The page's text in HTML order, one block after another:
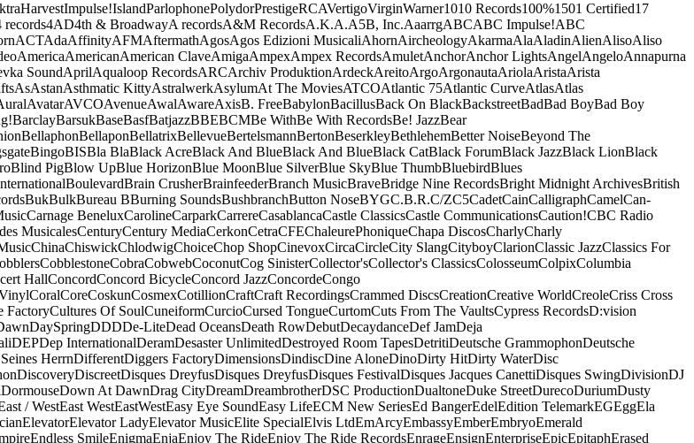
HarvestImpulse!IslandParlophonePolydorPrestigeRCAVertigoVirginWarner1010 Records100%1501 Certified17
records4AD4th & BroadwayA recordsA&M RecordsA.K.A.A5B, Inc.AaarrgABCABC Impulse!ABC
ACTAdaAffinityAFMAftermathAgosAgos Edizioni MusicaliAhornAircheologyAkarmaAlaAladinAlienAlisoAliso
AmericaAmericanAmerican ClaveAmigaAmpexAmpex RecordsAmuletAnchorAnchor LightsAngelAngeloAnnapurna
SoundAprilAqualoop RecordsARCArchiv ProduktionArdeckAreitoArgoArgonautaAriolaAristaArista
AsAstanAsthmatic KittyAstralwerkAsylumAt The MoviesATCOAtlantic 75Atlantic CurveAtlasAtlas
AvatarAVCOAvenueAwalAwareAxisB. FreeBabylonBacillusBack On BlackBackstreetBadBad BoyBad Boy
BarclayBarsukBaseBasfBatjazzBBEBCMBe WithBe With RecordsBe! JazzBear
BellaphonBellaponBellatrixBellevueBertelsmannBertonBeserkleyBethlehemBetter NoiseBeyond The
BingoBISBla BlaBlack AcreBlack And BlueBlack And BlueBlack CatBlack ForumBlack JazzBlack LionBlack
Blind PigBlow UpBlue HorizonBlue MoonBlue SilverBlue SkyBlue ThumbBluebirdBlues
BoulevardBrain CrusherBrainfeederBranch MusicBraveBridge Nine RecordsBright Midnight ArchivesBritish
BukBulkBureau BBurning SoundsBushbranchButton NoseBYGC.B.R.C/ZC5CadetCainCalligraphCamelCan-
Carnage BeneluxCarolineCarparkCarrereCasablancaCastle ClassicsCastle CommunicationsCaution!CBC Radio
MusicalesCenturyCentury MediaCerkonCetraCFEChaleurePhoniqueChapa DiscosCharlyCharly
ChinaChiswickChlodwigChoiceChop ShopCinevoxCircaCircleCity SlangCityboyClarionClassic JazzClassics For
CobblestoneCobraCobwebCoconutCog SinisterCollector'sCollector's ClassicsColosseumColpixColumbia
HallConcordConcord BicycleConcord JazzConcordeCongo
CoralCoreCoskunCosmexCotillionCraftCraft RecordingsCrammed DiscsCreationCreative WorldCreoleCriss Cross
FactoryCultures Of SoulCuneiformCurcioCursed TongueCurtomCuts From The VaultsCypress RecordsD:vision
DaySpringDDDDe-LiteDead OceansDeath RowDebutDecaydanceDef JamDeja
DEPDep InternationalDeramDesaster UnlimitedDestroyed Room TapesDetritiDeutsche GrammophonDeutsche
HerrnDifferentDiggers FactoryDimensionsDindiscDine AloneDinoDirty HitDirty WaterDisc
DiscoveryDiscreetDisques DreyfusDisques DreyfusDisques FestivalDisques Jacques CanettiDisques SwingDivisionDJ
DormouseDown At DawnDrag CityDreamDreambrotherDSC ProductionDualtoneDuke StreetDurecoDuriumDusty
/ WestEast WestEastWestEasy Eye SoundEasy LifeECM New SeriesEd BangerEdelEdition TelemarkEGEggEla
ElevatorElevator LadyElevator MusicElite SpecialElvis LtdEmArcyEmbassyEmberEmbryoEmerald
Endless SmileEnigmaEnjaEnjoy The RideEnjoy The Ride RecordsEnrageEnsignEnterpriseEpicEpitaphErased